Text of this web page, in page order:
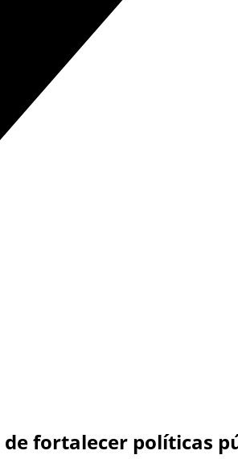
fortalecer políticas